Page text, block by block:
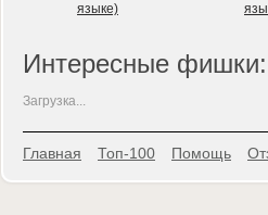
языке)
Интересные фишки:
Загрузка...
Главная Топ-100 Помощь